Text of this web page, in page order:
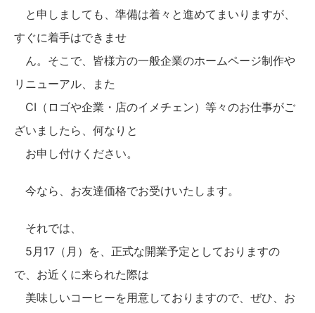
と申しましても、準備は着々と進めてまいりますが、
すぐに着手はできませ
ん。そこで、皆様方の一般企業のホームページ制作や
リニューアル、また
CI（ロゴや企業・店のイメチェン）等々のお仕事がご
ざいましたら、何なりと
お申し付けください。
今なら、お友達価格でお受けいたします。
それでは、
5月17（月）を、正式な開業予定としておりますの
で、お近くに来られた際は
美味しいコーヒーを用意しておりますので、ぜひ、お